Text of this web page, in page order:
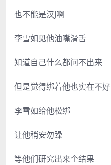
也不能是汉J啊
李雪如见他油嘴滑舌
知道自己什么都问不出来
但是觉得绑着他也实在不好
李雪如给他松绑
让他稍安勿躁
等他们研究出来个结果